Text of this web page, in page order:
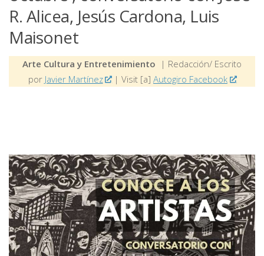
R. Alicea, Jesús Cardona, Luis
Maisonet
Arte Cultura y Entretenimiento | Redacción/ Escrito
por Javier Martínez | Visit [a] Autogiro Facebook